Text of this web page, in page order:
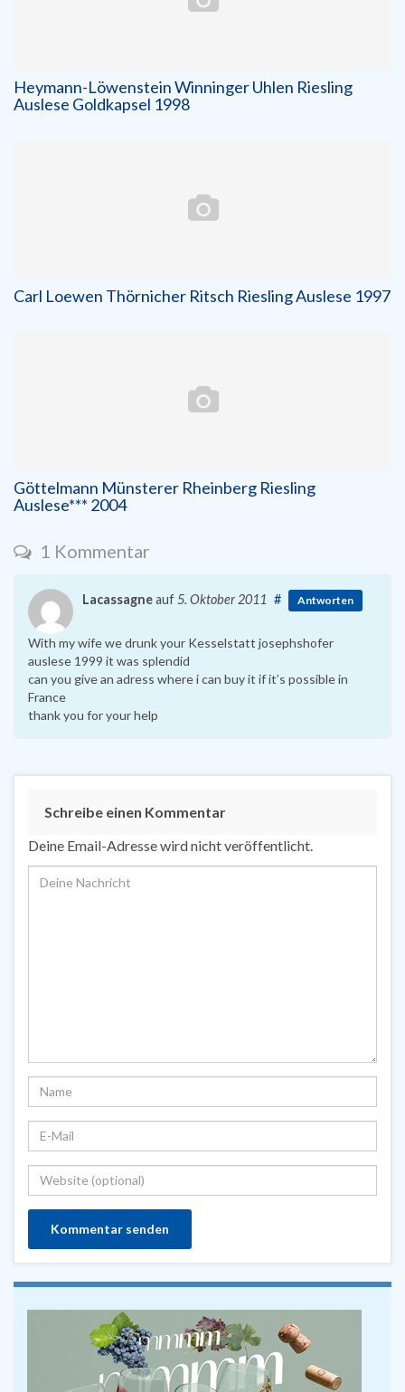
Heymann-Löwenstein Winninger Uhlen Riesling
Auslese Goldkapsel 1998
Carl Loewen Thörnicher Ritsch Riesling Auslese 1997
Göttelmann Münsterer Rheinberg Riesling
Auslese*** 2004
1 Kommentar
Lacassagneauf5. Oktober 2011 # Antworten
With my wife we drunk your Kesselstatt josephshofer
auslese 1999 it was splendid
can you give an adress where i can buy it if it’s possible in
France
thank you for your help
Schreibe einen Kommentar
Deine Email-Adresse wird nicht veröffentlicht.